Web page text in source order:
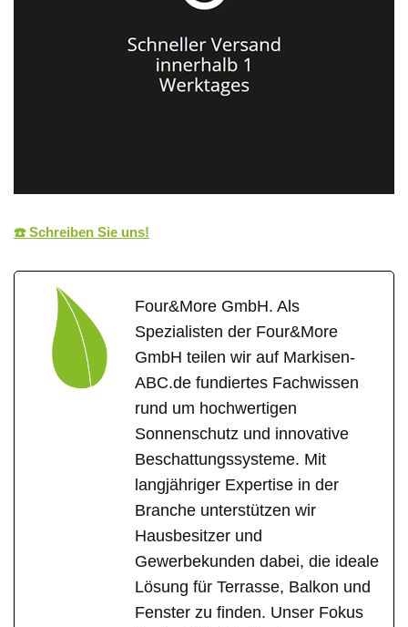
☎️ Schreiben Sie uns!
Four&More GmbH. Als
Spezialisten der Four&More
GmbH teilen wir auf Markisen-
ABC.de fundiertes Fachwissen
rund um hochwertigen
Sonnenschutz und innovative
Beschattungssysteme. Mit
langjähriger Expertise in der
Branche unterstützen wir
Hausbesitzer und
Gewerbekunden dabei, die ideale
Lösung für Terrasse, Balkon und
Fenster zu finden. Unser Fokus